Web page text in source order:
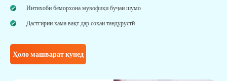
Интихоби беморхона мувофиқи буҷаи шумо
Дастгирии ҳама вақт дар соҳаи тандурустӣ
Ҳоло машварат кунед